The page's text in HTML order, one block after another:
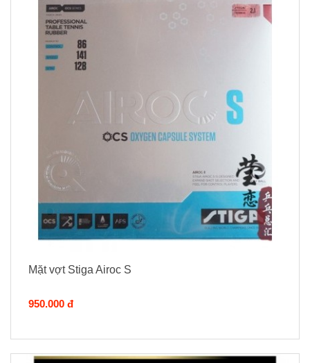
Mặt vợt Stiga Airoc S
950.000 đ